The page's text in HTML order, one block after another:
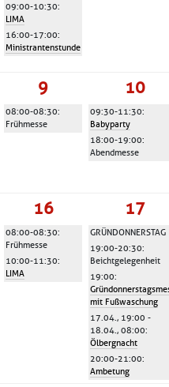
09:00-10:30:
LIMA
16:00-17:00:
Ministrantenstunde
9
08:00-08:30:
Frühmesse
10
09:30-11:30:
Babyparty
18:00-19:00:
Abendmesse
16
08:00-08:30:
Frühmesse
10:00-11:30:
LIMA
17
GRÜNDONNERSTAG
19:00-20:30:
Beichtgelegenheit
19:00:
mit Fußwaschung
17.04., 19:00 -
18.04., 08:00:
Ölbergnacht
20:00-21:00:
Ambetung